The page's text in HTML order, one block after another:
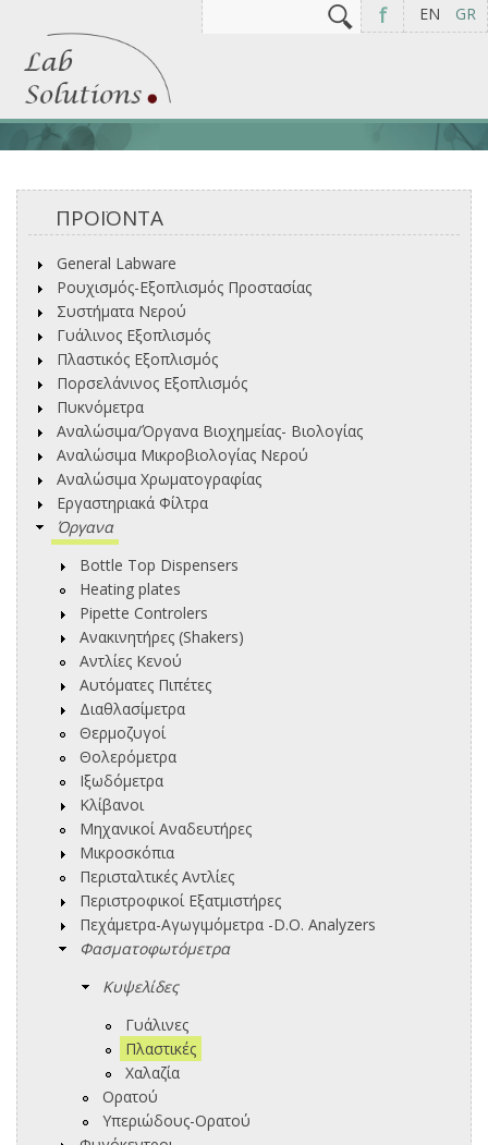
EN GR
f
Φόρμα αναζήτησης
ΠΡΟΪΟΝΤΑ
General Labware
Ρουχισμός-Εξοπλισμός Προστασίας
Συστήματα Νερού
Γυάλινος Εξοπλισμός
Πλαστικός Εξοπλισμός
Πορσελάνινος Εξοπλισμός
Πυκνόμετρα
Αναλώσιμα/Όργανα Βιοχημείας- Βιολογίας
Αναλώσιμα Μικροβιολογίας Νερού
Αναλώσιμα Χρωματογραφίας
Εργαστηριακά Φίλτρα
Όργανα
Bottle Top Dispensers
Heating plates
Pipette Controlers
Ανακινητήρες (Shakers)
Αντλίες Κενού
Αυτόματες Πιπέτες
Διαθλασίμετρα
Θερμοζυγοί
Θολερόμετρα
Ιξωδόμετρα
Κλίβανοι
Μηχανικοί Αναδευτήρες
Μικροσκόπια
Περισταλτικές Αντλίες
Περιστροφικοί Εξατμιστήρες
Πεχάμετρα-Αγωγιμόμετρα -D.O. Analyzers
Φασματοφωτόμετρα
Κυψελίδες
Γυάλινες
Πλαστικές
Χαλαζία
Ορατού
Υπεριώδους-Ορατού